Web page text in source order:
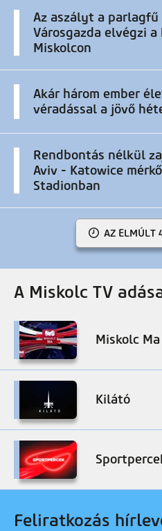
Az aszályt a parlagfű
Városgazda elvégzi
Miskolcon
Akár három ember
véradással a jövő
Rendbontás nélkül
Aviv - Katowice
Stadionban
AZ ELMÚLT
A Miskolc TV
Miskolc Ma
Kilátó
Feliratkozás